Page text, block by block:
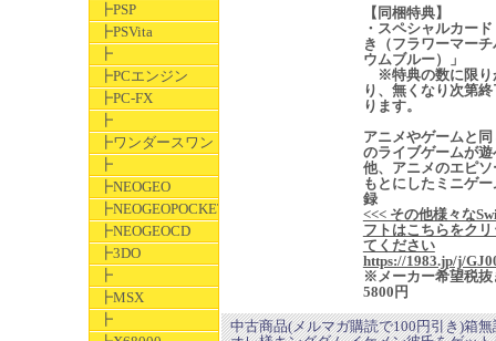
┣PSP
┣PSVita
┣
┣PCエンジン
┣PC-FX
┣
┣ワンダースワン
┣
┣NEOGEO
┣NEOGEOPOCKET
┣NEOGEOCD
┣3DO
┣
┣MSX
┣
【同梱特典】
・スペシャルカー
き（フラワーマー
ウムブルー）」
※特典の数に限り
り、無くなり次第
ります。
アニメやゲームと
のライブゲームが遊
他、アニメのエピソ
もとにしたミニゲ
録
<<< その他様々な
フトはこちらをク
てください
https://1983.jp/j/
※メーカー希望税抜
5800円
中古商品(メルマガ購読で100円引き)箱無